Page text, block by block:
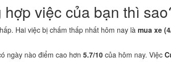
việc của bạn thì
Hai việc bị chấm thấp nhất hôm nay là mua xe
ngày nào điểm cao hơn 5.7/10 của hôm nay. Việc